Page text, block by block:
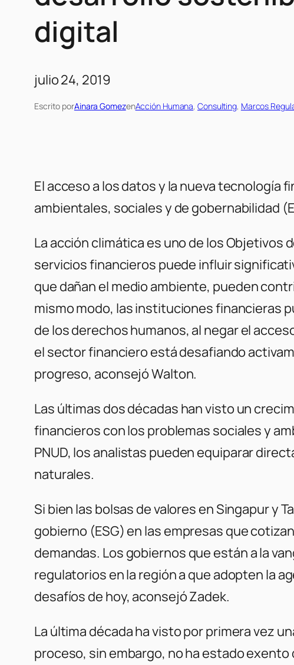
digital
julio 24, 2019
Escrito porAinara GomezenAcción Humana, Consulting, Marcos
El acceso a los datos y la nueva
ambientales, sociales y de gobernabilidad
La acción climática es uno de los Objetivos
servicios financieros puede influir
que dañan el medio ambiente, pueden
mismo modo, las instituciones financieras
de los derechos humanos, al negar el
el sector financiero está desafiando
progreso, aconsejó Walton.
Las últimas dos décadas han visto un
financieros con los problemas sociales y
PNUD, los analistas pueden equiparar
naturales.
Si bien las bolsas de valores en Singapur y
gobierno (ESG) en las empresas que
demandas. Los gobiernos que están a la
regulatorios en la región a que adopten la
desafíos de hoy, aconsejó Zadek.
La última década ha visto por primera vez
proceso, sin embargo, no ha estado exento